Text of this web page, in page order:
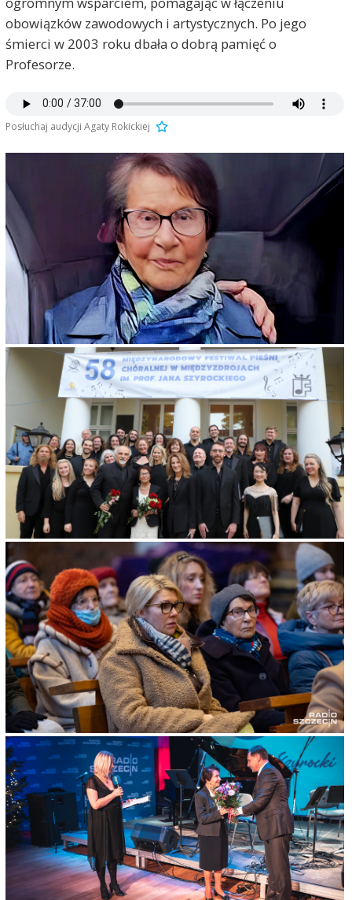
obowiązków zawodowych i artystycznych. Po jego
śmierci w 2003 roku dbała o dobrą pamięć o
Profesorze.
Posłuchaj audycji Agaty Rokickiej